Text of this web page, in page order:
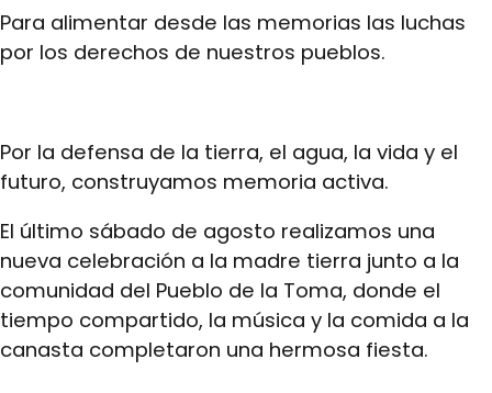
Para alimentar desde las memorias las luchas
por los derechos de nuestros pueblos.
Por la defensa de la tierra, el agua, la vida y el
futuro, construyamos memoria activa.
El último sábado de agosto realizamos una
nueva celebración a la madre tierra junto a la
comunidad del Pueblo de la Toma, donde el
tiempo compartido, la música y la comida a la
canasta completaron una hermosa fiesta.